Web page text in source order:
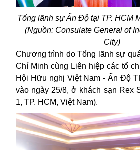
Tổng lãnh sự Ấn Độ tại TP. HCM
(Nguồn: Consulate General of
City)
Chương trình do Tổng lãnh sự
Chí Minh cùng Liên hiệp các tổ
Hội Hữu nghị Việt Nam - Ấn Độ
vào ngày 25/8, ở khách sạn Rex
1, TP. HCM, Việt Nam).